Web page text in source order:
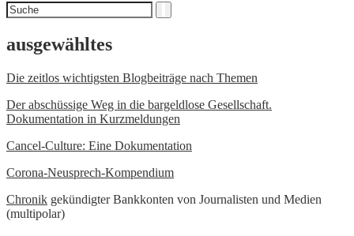
Suchen
nach
ausgewähltes
Die zeitlos wichtigsten Blogbeiträge nach Themen
Der abschüssige Weg in die bargeldlose Gesellschaft.
Dokumentation in Kurzmeldungen
Cancel-Culture: Eine Dokumentation
Corona-Neusprech-Kompendium
Chronik gekündigter Bankkonten von Journalisten und Medien
(multipolar)